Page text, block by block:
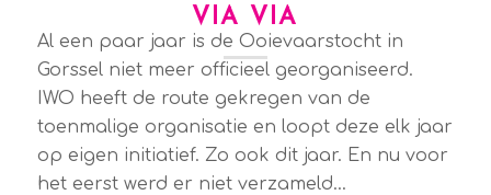
VIA VIA
Al een paar jaar is de Ooievaarstocht in
Gorssel niet meer officieel georganiseerd.
IWO heeft de route gekregen van de
toenmalige organisatie en loopt deze elk jaar
op eigen initiatief. Zo ook dit jaar. En nu voor
het eerst werd er niet verzameld…